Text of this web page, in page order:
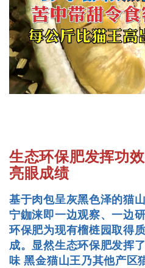
生态环保肥发挥功
亮眼成绩
基于肉包呈灰黑色泽的猫
宁鉫涞即一边观察、一边
环保肥为现有榴梿园取得
成。显然生态环保肥发挥
味 黑金猫山王乃其他产区